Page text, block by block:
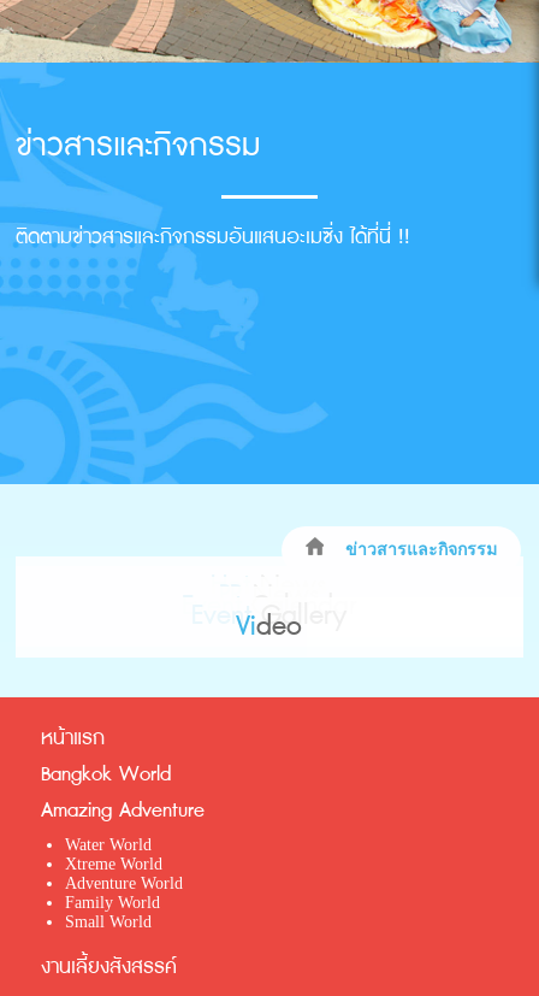
ข่าวสารและกิจกรรม
ติดตามข่าวสารและกิจกรรมอันแสนอะเมซิ่ง ได้ที่นี่ !!
ข่าวสารและกิจกรรม
EventCalendar
EventGallery
Video
หน้าแรก
Bangkok World
Amazing Adventure
Water World
Xtreme World
Adventure World
Family World
Small World
งานเลี้ยงสังสรรค์